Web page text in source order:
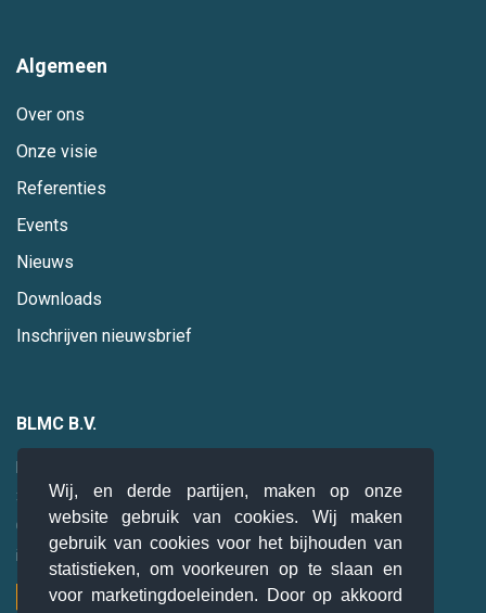
Wij, en derde partijen, maken op onze
website gebruik van cookies. Wij maken
gebruik van cookies voor het bijhouden van
statistieken, om voorkeuren op te slaan en
voor marketingdoeleinden. Door op akkoord
Algemeen
Over ons
Onze visie
Referenties
Events
Nieuws
Downloads
Inschrijven nieuwsbrief
BLMC B.V.
Hogebrinkerweg 19
3871 KM
Hoevelaken
085 0 47 94 28
info@blmc.nl